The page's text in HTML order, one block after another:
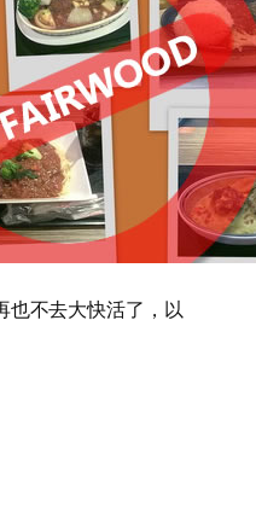
也不去大快活了，以